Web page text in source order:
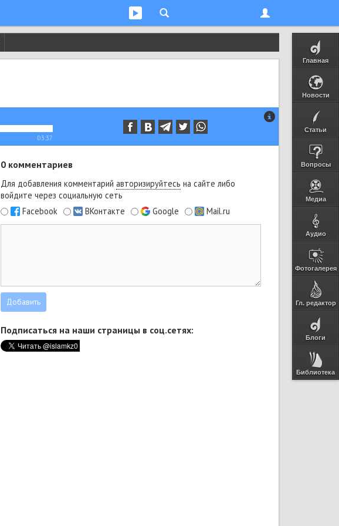
Главная
Новости
Статьи
Вопросы
Медиа
Аудио
Фотогалерея
Гл. редактор
Блоги
Библиотека
03:37
0комментариев
Для добавления комментарий авторизируйтесь на сайте либо
войдите через социальную сеть
Facebook
ВКонтакте Google Mail.ru
Подписаться на наши страницы в соц.сетях: